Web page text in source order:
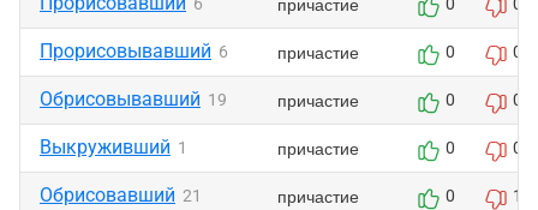
Прорисовывавший 6 причастие 0 0
Обрисовывавший 19 причастие 0 0
Выкруживший 1 причастие 0 0
Обрисовавший 21 причастие 0 1